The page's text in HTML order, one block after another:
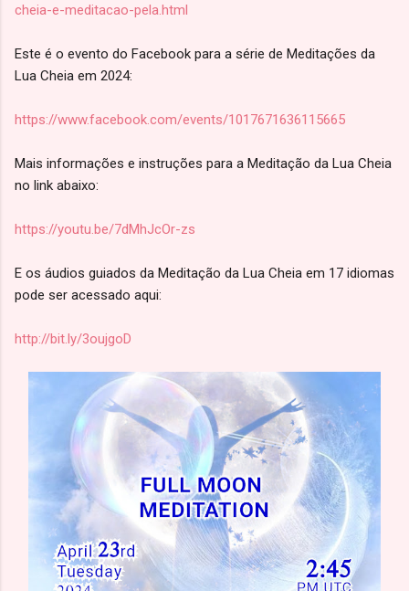
cheia-e-meditacao-pela.html
Este é o evento do Facebook para a série de Meditações da
Lua Cheia em 2024:
https://www.facebook.com/events/1017671636115665
Mais informações e instruções para a Meditação da Lua Cheia
no link abaixo:
https://youtu.be/7dMhJcOr-zs
E os áudios guiados da Meditação da Lua Cheia em 17 idiomas
pode ser acessado aqui:
http://bit.ly/3oujgoD